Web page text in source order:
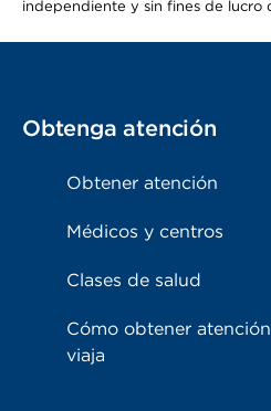
independiente y sin fines de lucro
Obtenga atención
Obtener atención
Médicos y centros
Clases de salud
Cómo obtener
viaja